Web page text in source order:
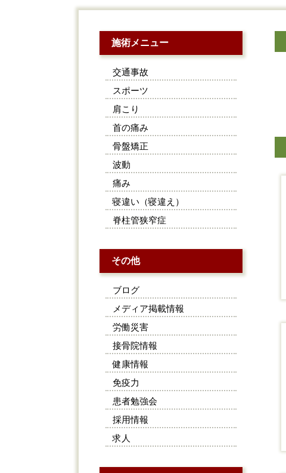
施術メニュー
交通事故
スポーツ
肩こり
首の痛み
骨盤矯正
波動
痛み
寝違い（寝違え）
脊柱管狭窄症
その他
ブログ
メディア掲載情報
労働災害
接骨院情報
健康情報
免疫力
患者勉強会
採用情報
求人